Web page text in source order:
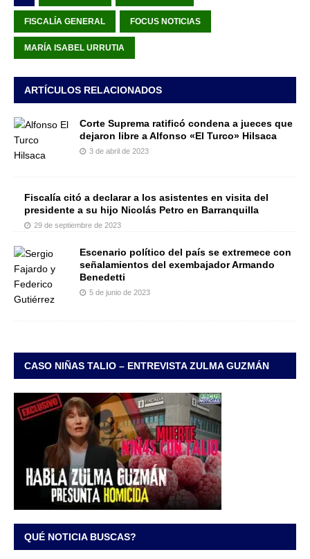
FISCALÍA GENERAL FOCUS NOTICIAS
MARÍA ISABEL URRUTIA
ARTÍCULOS RELACIONADOS
Corte Suprema ratificó condena a jueces que
dejaron libre a Alfonso «El Turco» Hilsaca
3 de abril de 2023
Fiscalía citó a declarar a los asistentes en visita del
presidente a su hijo Nicolás Petro en Barranquilla
29 de septiembre de 2023
Escenario político del país se extremece con
señalamientos del exembajador Armando
Benedetti
5 de junio de 2023
CASO NIÑAS TALIO – ENTREVISTA ZULMA GUZMÁN
QUÉ NOTICIA BUSCAS?